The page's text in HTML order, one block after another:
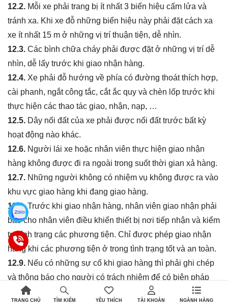
12.2. Mỗi xe phải trang bị ít nhất 3 biển hiệu cấm lửa và
tránh xa. Khi xe đỗ những biển hiệu này phải đặt cách xa
xe ít nhất 15 m ở những vị trí thuận tiện, dễ nhìn.
12.3. Các bình chữa cháy phải được đặt ở những vị trí dễ
nhìn, dễ lấy trước khi giao nhận hàng.
12.4. Xe phải đỗ hướng về phía có đường thoát thích hợp,
cài phanh, ngắt công tắc, cắt ắc quy và chèn lốp trước khi
thực hiện các thao tác giao, nhận, nạp, …
12.5. Dây nối đất của xe phải được nối đất trước bất kỳ
hoạt động nào khác.
12.6. Người lái xe hoặc nhân viên thực hiện giao nhận
hàng không được đi ra ngoài trong suốt thời gian xả hàng.
12.7. Những người không có nhiệm vụ không được ra vào
khu vực giao hàng khi đang giao hàng.
12.8.Trước khi giao nhận hàng, nhân viên giao nhận phải
báo cho nhân viên điều khiển thiết bị nơi tiếp nhận và kiểm
tra tình trạng các phương tiện. Chỉ được phép giao nhận
hàng khi các phương tiện ở trong tình trạng tốt và an toàn.
12.9. Nếu có những sự cố khi giao hàng thì phải ghi chép
và thông báo cho người có trách nhiệm để có biện pháp
xử lý.
TRANG CHỦ TÌM KIẾM YÊU THÍCH TÀI KHOẢN NGÀNH HÀNG